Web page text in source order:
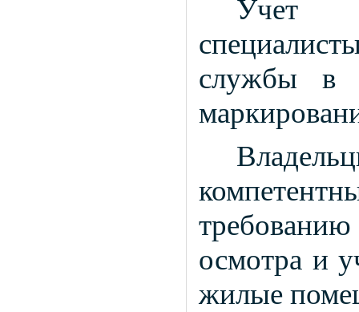
Учет
службы в
осмотра и
жилые